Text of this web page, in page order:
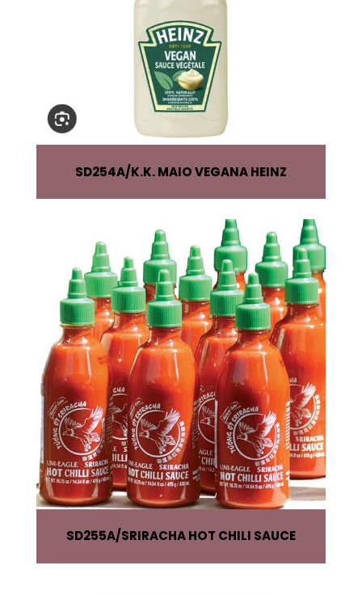
SD254A K.K. MAIO VEGANA HEINZ
SD255A SRIRACHA HOT CHILI SAUCE